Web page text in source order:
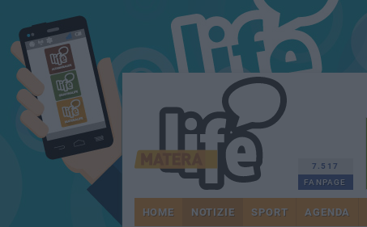
7.517
FANPAGE
HOME NOTIZIE SPORT AGENDA